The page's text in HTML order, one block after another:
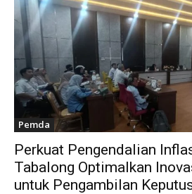
Pemda
Perkuat Pengendalian
Tabalong Optimalkan
untuk Pengambilan